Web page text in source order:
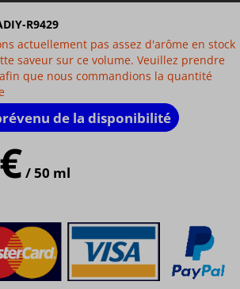
R9429
actuellement pas assez d'arôme en stock
saveur sur ce volume. Veuillez prendre
que nous commandions la quantité
de la disponibilité
/ 50 ml